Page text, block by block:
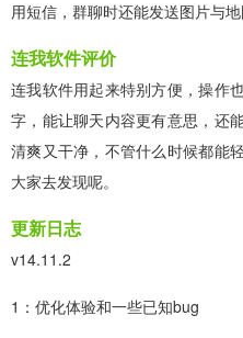
用短信，群聊时还能发送图片与地
连我软件评价
连我软件用起来特别方便，操作
字，能让聊天内容更有意思，还
清爽又干净，不管什么时候都能
大家去发现呢。
更新日志
v14.11.2
1：优化体验和一些已知bug